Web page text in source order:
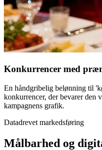
Konkurrencer med
En håndgribelig belønning til
konkurrencer, der bevarer den
kampagnens grafik.
Datadrevet markedsføring
Målbarhed og